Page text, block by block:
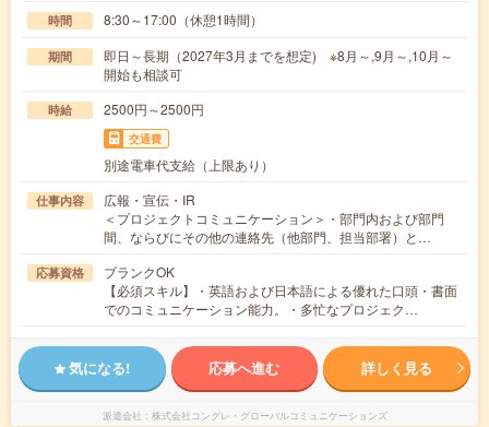
時間 8:30～17:00（休憩1時間）
期間
即日～長期（2027年3月までを想定) ※8月～,9月～,10月～
開始も相談可
時給 2500円～2500円
交通費
別途電車代支給（上限あり）
仕事内容
広報・宣伝・IR
＜プロジェクトコミュニケーション＞・部門内および部門
間、ならびにその他の連絡先（他部門、担当部署）と…
応募資格
ブランクOK
【必須スキル】・英語および日本語による優れた口頭・書面
でのコミュニケーション能力。・多忙なプロジェク…
気になる! 応募へ進む 詳しく見る
派遣会社 株式会社コングレ・グローバルコミュニケーションズ